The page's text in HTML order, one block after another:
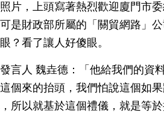
片，上頭寫著熱烈歡迎廈門市
是財政部所屬的「關貿網路」
？看了讓人好傻眼。
言人 魏垚德：「他給我們的資
個來的抬頭，我們怕說這個如
所以就基於這個禮儀，就是等